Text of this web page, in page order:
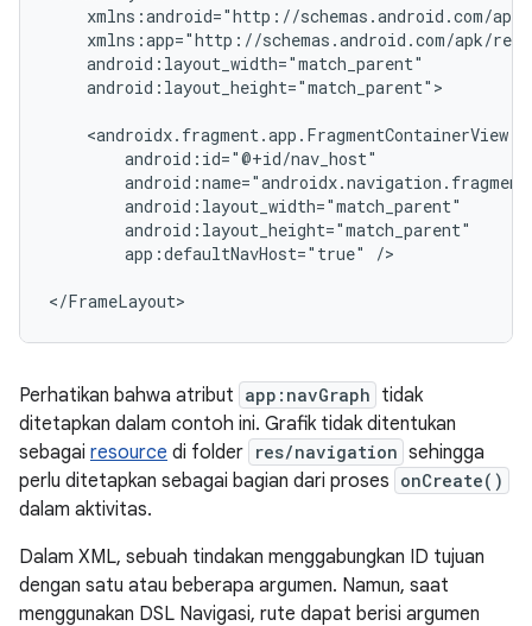
android:layout_height="match_parent">
app:defaultNavHost="true"
/>
Perhatikan bahwa atribut app:navGraph tidak
ditetapkan dalam contoh ini. Grafik tidak ditentukan
sebagai resource di folder res/navigation sehingga
perlu ditetapkan sebagai bagian dari proses onCreate()
dalam aktivitas.
Dalam XML, sebuah tindakan menggabungkan ID tujuan
dengan satu atau beberapa argumen. Namun, saat
menggunakan DSL Navigasi, rute dapat berisi argumen